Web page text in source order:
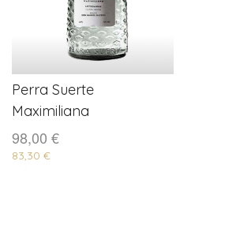
COMPRAR
Perra Suerte
Maximiliana
98,00 €
83,30 €